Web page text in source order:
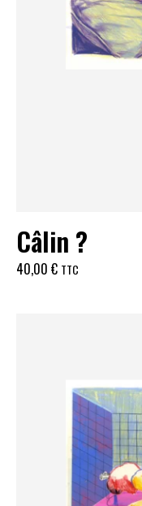
Câlin ?
40,00 € TTC